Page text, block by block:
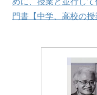
門書【中学、高校の授